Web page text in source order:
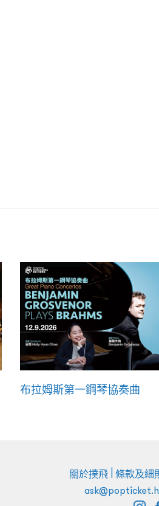
布拉姆斯第一鋼琴協奏曲
關於撲飛 條款及細